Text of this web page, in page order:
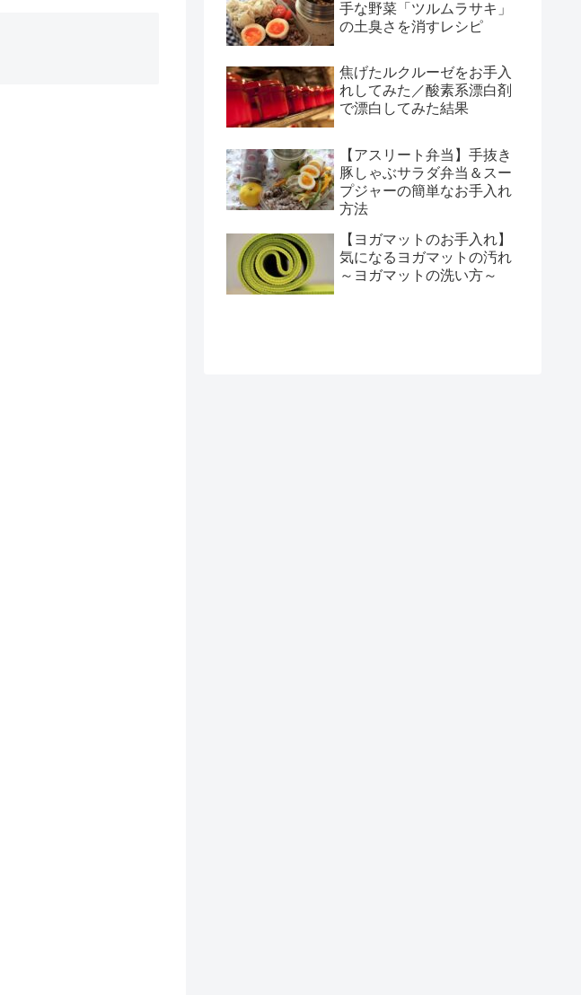
手な野菜「ツルムラサキ」
の土臭さを消すレシピ
焦げたルクルーゼをお手入
れしてみた／酸素系漂白剤
で漂白してみた結果
【アスリート弁当】手抜き
豚しゃぶサラダ弁当＆スー
プジャーの簡単なお手入れ
方法
【ヨガマットのお手入れ】
気になるヨガマットの汚れ
～ヨガマットの洗い方～